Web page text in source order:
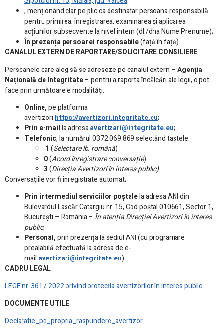
, menționând clar pe plic ca destinatar persoana responsabilă
pentru primirea, înregistrarea, examinarea și aplicarea
acțiunilor subsecvente la nivel intern (dl./dna Nume Prenume);
În prezența persoanei responsabile(față în față).
CANALUL EXTERN DE RAPORTARE/SOLICITARE CONSILIERE
Persoanele care aleg să se adreseze pe canalul extern – Agenția
Națională de Integritate– pentru a raporta încălcări ale legii, o pot
face prin următoarele modalități:
Online,pe platforma
avertizori https://avertizori.integritate.eu;
Prin e-mailla adresaavertizari@integritate.eu;
Telefonic, la numărul 0372.069.869 selectând tastele:
1 (Selectare lb. română)
0(Acord înregistrare conversație)
3(Direcția Avertizori în interes public)
Conversațiile vor fi înregistrate automat;
Prin intermediul serviciilor poștalela adresa ANI din
Bulevardul Lascăr Catargiu nr. 15, Cod poștal 010661, Sector 1,
București – România – În atenția Direcției Avertizori în interes
public;
Personal,prin prezența la sediul ANI (cu programare
prealabilă efectuată la adresa de e-
mailavertizari@integritate.eu).
CADRU LEGAL
LEGE nr. 361 / 2022 privind protecția avertizorilor în interes public.
DOCUMENTE UTILE
Declaratie_pe_propria_raspundere_avertizor